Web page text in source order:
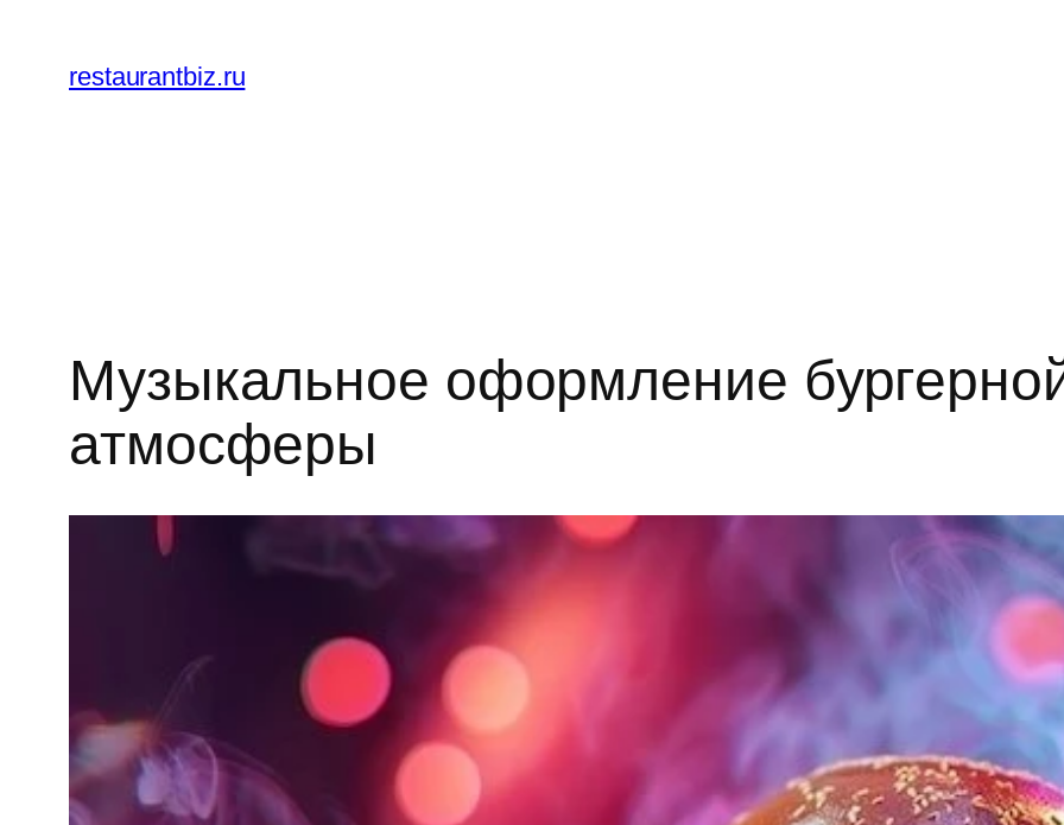
содержимому
restaurantbiz.ru
Музыкальное оформление
атмосферы